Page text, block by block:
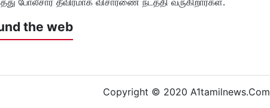
the web
Copyright © 2020 A1tamilnews.Com